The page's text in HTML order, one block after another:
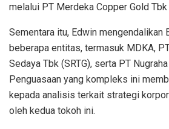
melalui PT Merdeka Copper Gold Tbk
Sementara itu, Edwin mengendalikan
beberapa entitas, termasuk MDKA,
Sedaya Tbk (SRTG), serta PT
Penguasaan yang kompleks ini
kepada analisis terkait strategi
oleh kedua tokoh ini.